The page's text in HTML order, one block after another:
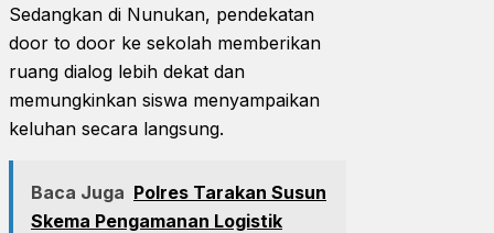
Sedangkan di Nunukan, pendekatan
door to door ke sekolah memberikan
ruang dialog lebih dekat dan
memungkinkan siswa menyampaikan
keluhan secara langsung.
Baca Juga Polres Tarakan Susun
Skema Pengamanan Logistik